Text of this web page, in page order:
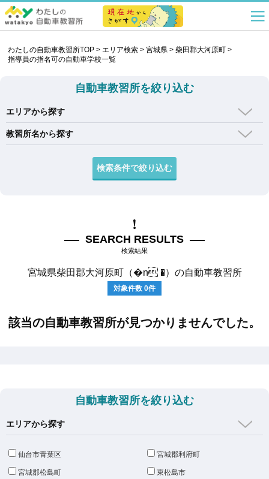
わたしの自動車教習所TOP >エリア検索 >宮城県 >柴田郡大河原町 >
指導員の指名可の自動車学校一覧
自動車教習所を絞り込む
エリアから探す
教習所名から探す
SEARCH RESULTS
検索結果
宮城県柴田郡大河原町（�n �）の自動車教習所
対象件数 0件
該当の自動車教習所が見つかりませんでした。
自動車教習所を絞り込む
エリアから探す
仙台市青葉区 宮城郡利府町
宮城郡松島町 東松島市